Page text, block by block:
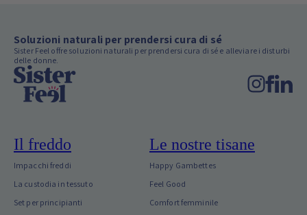
Soluzioni naturali per prendersi cura di sé
Sister Feel offre soluzioni naturali per prendersi cura di sé e alleviare i disturbi
delle donne.
Il freddo
Impacchi freddi
La custodia in tessuto
Set per principianti
Le nostre tisane
Happy Gambettes
Feel Good
Comfort femminile